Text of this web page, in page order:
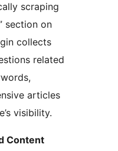
scraping
section on
collects
related
articles
visibility.
Content